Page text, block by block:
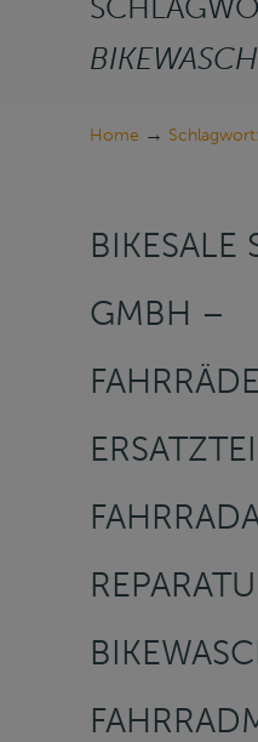
Home →
BIKESALE
GMBH –